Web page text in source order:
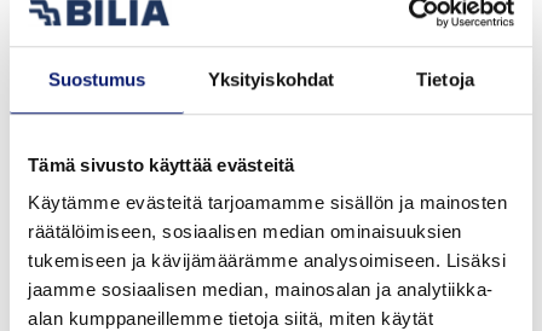
Suostumus Yksityiskohdat Tietoja
Tämä sivusto käyttää evästeitä
Käytämme evästeitä tarjoamamme sisällön ja mainosten
räätälöimiseen, sosiaalisen median ominaisuuksien
tukemiseen ja kävijämäärämme analysoimiseen. Lisäksi
jaamme sosiaalisen median, mainosalan ja analytiikka-
alan kumppaneillemme tietoja siitä, miten käytät
VOLVO EX40
TWIN PERFORMANCE ULTRA BLACK EDITION